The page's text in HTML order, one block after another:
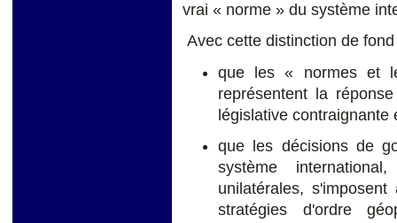
vrai « norme » du système
Avec cette distinction de
que les « normes et
représentent la
législative contraignante
que les décisions de
système
unilatérales,
stratégies d'ordre